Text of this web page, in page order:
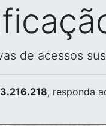
de acessos
, responda